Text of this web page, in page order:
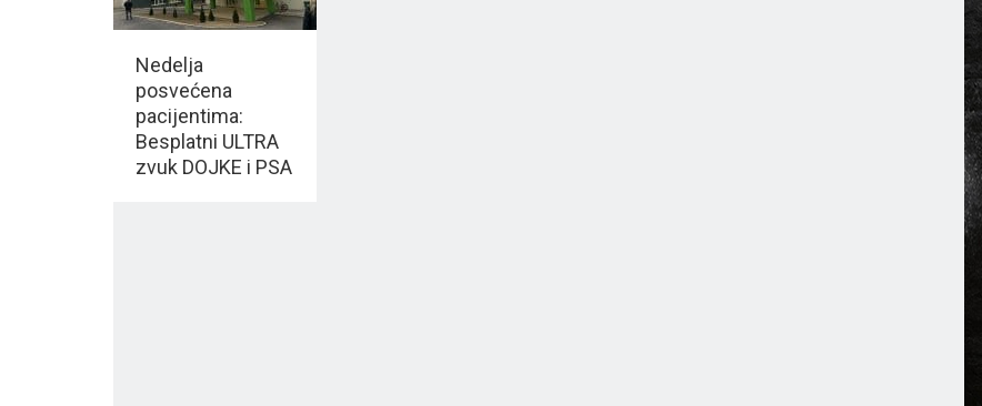
Nedelja
posvećena
pacijentima:
Besplatni ULTRA
zvuk DOJKE i PSA